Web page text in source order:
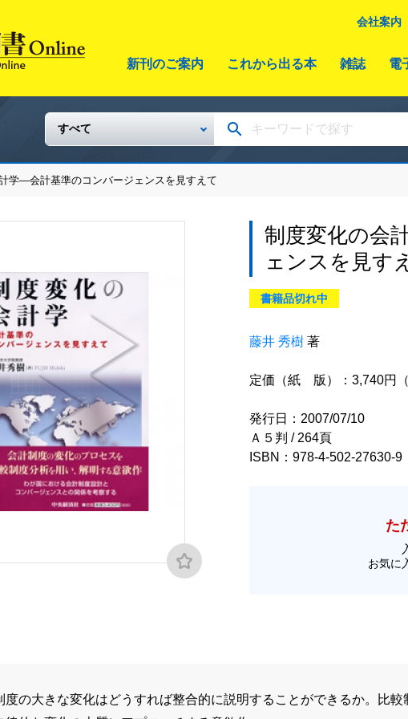
会社案内
新刊のご案内 これから出る本 雑誌 電
学―会計基準のコンバージェンスを見すえて
制度変化の会
ェンスを見す
書籍品切れ中
藤井 秀樹 著
定価（紙 版）：3,740円（
発行日：2007/07/10
Ａ５判 / 264頁
ISBN：978-4-502-27630-9
た
お気に
度の大きな変化はどうすれば整合的に説明することができるか。比